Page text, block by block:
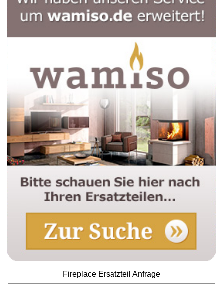
Fireplace Ersatzteil Anfrage